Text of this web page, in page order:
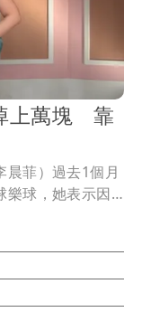
上萬塊 靠
晨菲）過去1個月
樂球，她表示因